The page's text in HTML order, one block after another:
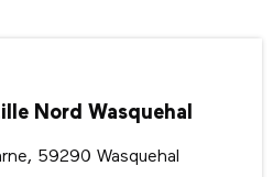
Nord Wasquehal
59290 Wasquehal